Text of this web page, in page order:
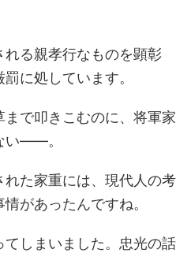
れる親孝行なものを顕彰
に処しています。
で叩きこむのに、将軍家
い――。
た家重には、現代人の考
があったんですね。
しまいました。忠光の話